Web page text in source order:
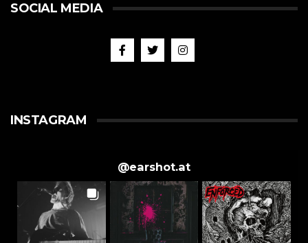
SOCIAL MEDIA
INSTAGRAM
@earshot.at